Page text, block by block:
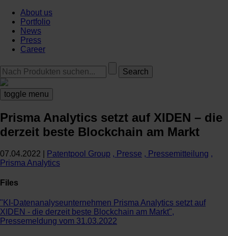
About us
Portfolio
News
Press
Career
toggle menu
Prisma Analytics setzt auf XIDEN – die
derzeit beste Blockchain am Markt
07.04.2022 Patentpool Group , Presse , Pressemitteilung ,
Prisma Analytics
Files
"KI-Datenanalyseunternehmen Prisma Analytics setzt auf
XIDEN - die derzeit beste Blockchain am Markt",
Pressemeldung vom 31.03.2022